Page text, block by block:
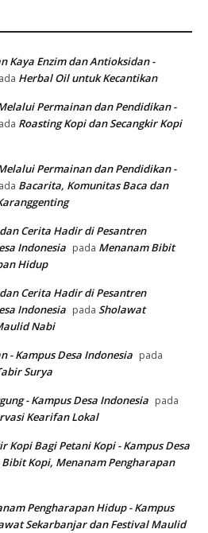
Kaya Enzim dan Antioksidan -
Herbal Oil untuk Kecantikan
Permainan dan Pendidikan -
Roasting Kopi dan Secangkir Kopi
Permainan dan Pendidikan -
Bacarita, Komunitas Baca dan
Cerita Hadir di Pesantren
Indonesia pada Menanam Bibit
Hidup
Cerita Hadir di Pesantren
Indonesia pada Sholawat
Nabi
- Kampus Desa Indonesia pada
Surya
- Kampus Desa Indonesia pada
Kearifan Lokal
Kopi Bagi Petani Kopi - Kampus Desa
Kopi, Menanam Pengharapan
Pengharapan Hidup - Kampus
Sekarbanjar dan Festival Maulid